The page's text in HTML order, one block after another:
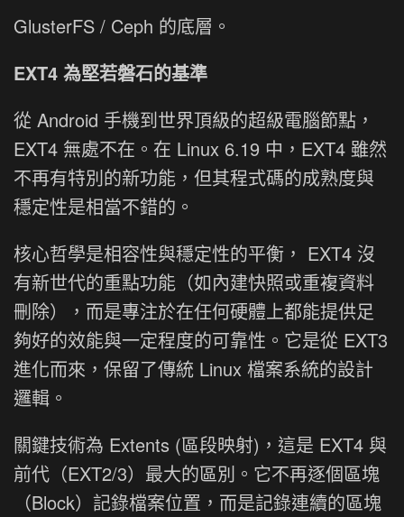
GlusterFS / Ceph 的底層。
EXT4 為堅若磐石的基準
從 Android 手機到世界頂級的超級電腦節點，
EXT4 無處不在。在 Linux 6.19 中，EXT4 雖然
不再有特別的新功能，但其程式碼的成熟度與
穩定性是相當不錯的。
核心哲學是相容性與穩定性的平衡， EXT4 沒
有新世代的重點功能（如內建快照或重複資料
刪除），而是專注於在任何硬體上都能提供足
夠好的效能與一定程度的可靠性。它是從 EXT3
進化而來，保留了傳統 Linux 檔案系統的設計
邏輯。
關鍵技術為 Extents (區段映射)，這是 EXT4 與
前代（EXT2/3）最大的區別。它不再逐個區塊
（Block）記錄檔案位置，而是記錄連續的區塊